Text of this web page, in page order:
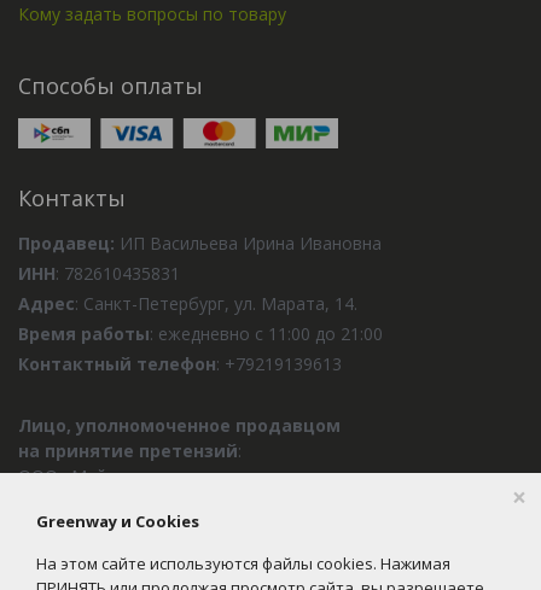
Greenway и Cookies
На этом сайте используются файлы cookies. Нажимая
×
Кому задать вопросы по товару
Способы оплаты
Контакты
Продавец: ИП Васильева Ирина Ивановна
ИНН: 782610435831
Адрес: Санкт-Петербург, ул. Марата, 14.
Время работы: ежедневно с 11:00 до 21:00
Контактный телефон: +79219139613
Лицо, уполномоченное продавцом
на принятие претензий:
ООО «Майгрин маркет»
: Новосибирск, ул Инженерная 7, 11 этаж
Телефон:8-800-23-45-800